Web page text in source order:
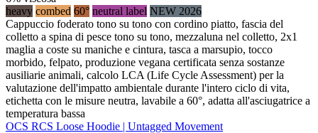
heavy combed 60° neutral label NEW 2026
Cappuccio foderato tono su tono con cordino piatto, fascia del
colletto a spina di pesce tono su tono, mezzaluna nel colletto, 2x1
maglia a coste su maniche e cintura, tasca a marsupio, tocco
morbido, felpato, produzione vegana certificata senza sostanze
ausiliarie animali, calcolo LCA (Life Cycle Assessment) per la
valutazione dell'impatto ambientale durante l'intero ciclo di vita,
etichetta con le misure neutra, lavabile a 60°, adatta all'asciugatrice a
temperatura bassa
OCS RCS Loose Hoodie | Untagged Movement